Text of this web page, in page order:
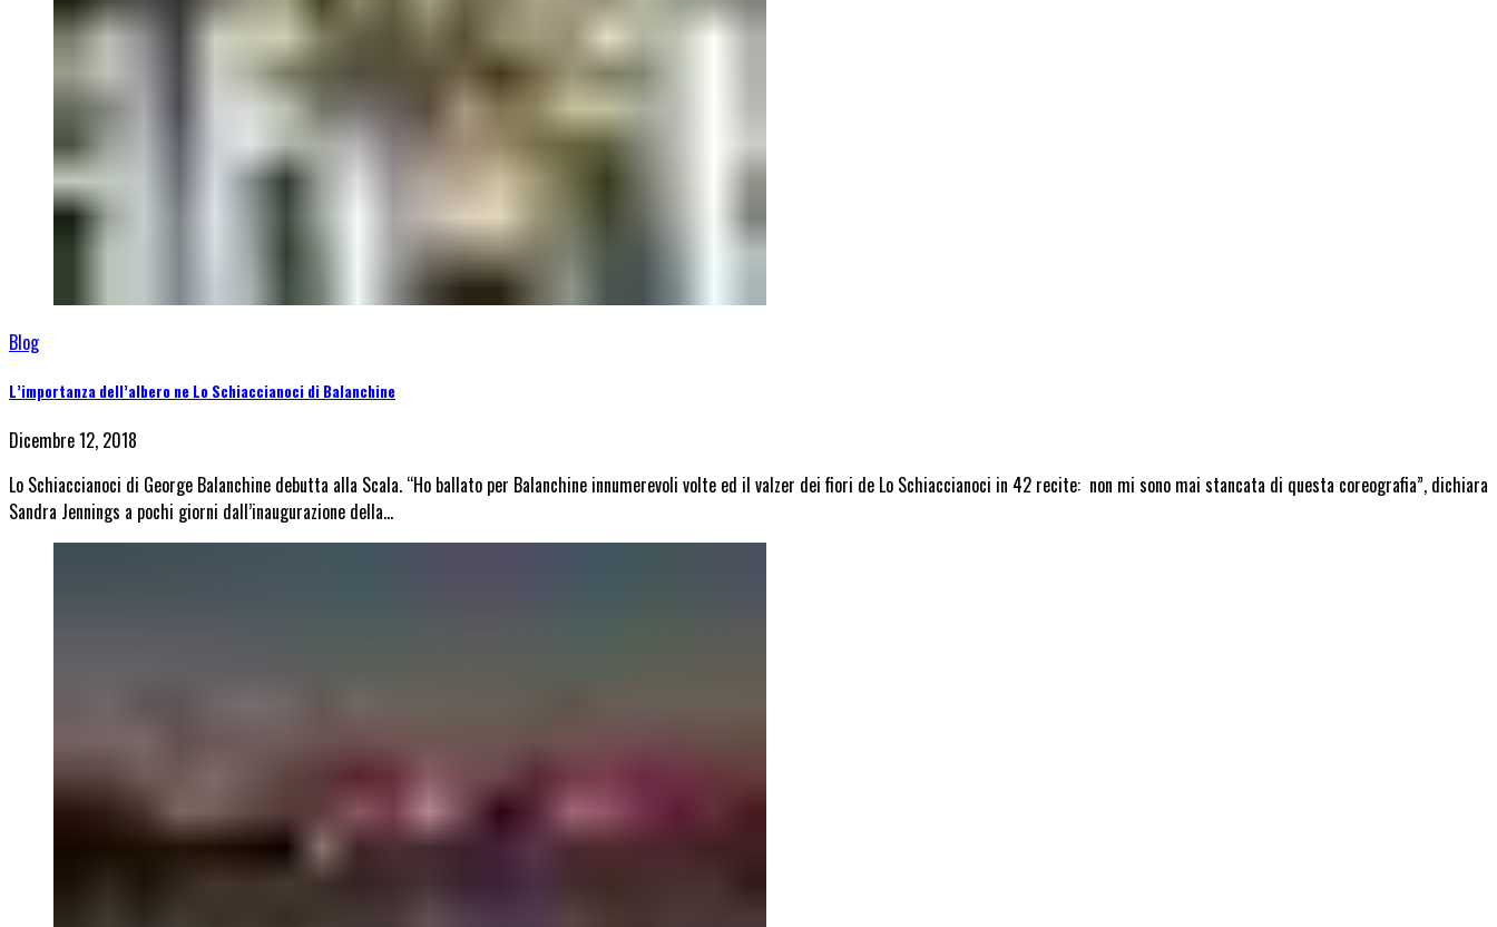
Blog
L’importanza dell’albero ne Lo Schiaccianoci di Balanchine
Dicembre 12, 2018
Lo Schiaccianoci di George Balanchine debutta alla Scala. “Ho ballato per Balanchine innumerevoli volte ed il valzer dei fiori de Lo Schiaccianoci in 42 recite: non mi sono mai stancata di questa coreografia”, dichiara
Sandra Jennings a pochi giorni dall’inaugurazione della…